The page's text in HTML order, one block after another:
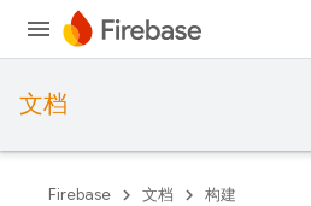
文档
Firebase 文档 构建